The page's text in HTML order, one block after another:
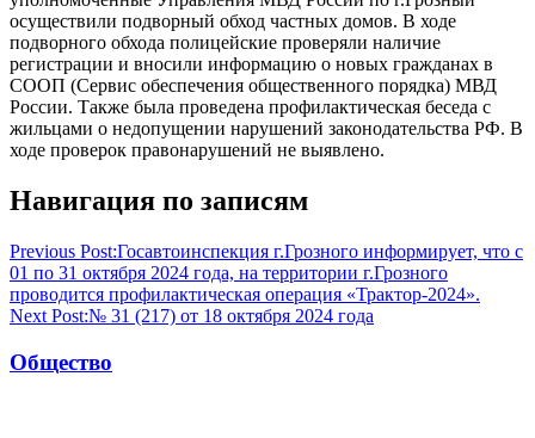
осуществили подворный обход частных домов. В ходе
подворного обхода полицейские проверяли наличие
регистрации и вносили информацию о новых гражданах в
СООП (Сервис обеспечения общественного порядка) МВД
России. Также была проведена профилактическая беседа с
жильцами о недопущении нарушений законодательства РФ. В
ходе проверок правонарушений не выявлено.
Навигация по записям
Previous Post:Госавтоинспекция г.Грозного информирует, что с
01 по 31 октября 2024 года, на территории г.Грозного
проводится профилактическая операция «Трактор-2024».
Next Post:№ 31 (217) от 18 октября 2024 года
Общество